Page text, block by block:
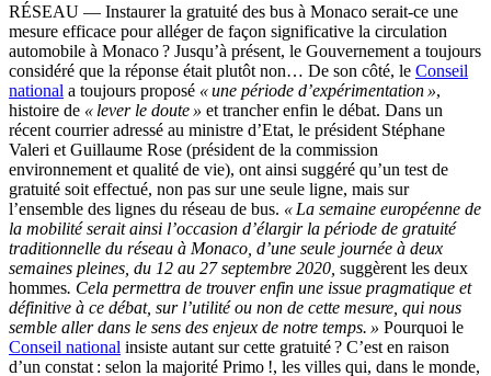
RÉSEAU — Instaurer la gratuité des bus à Monaco serait-ce une
mesure efficace pour alléger de façon significative la circulation
automobile à Monaco ? Jusqu’à présent, le Gouvernement a toujours
considéré que la réponse était plutôt non… De son côté, le Conseil
national a toujours proposé « une période d’expérimentation »,
histoire de « lever le doute » et trancher enfin le débat. Dans un
récent courrier adressé au ministre d’Etat, le président Stéphane
Valeri et Guillaume Rose (président de la commission
environnement et qualité de vie), ont ainsi suggéré qu’un test de
gratuité soit effectué, non pas sur une seule ligne, mais sur
l’ensemble des lignes du réseau de bus. « La semaine européenne de
la mobilité serait ainsi l’occasion d’élargir la période de gratuité
traditionnelle du réseau à Monaco, d’une seule journée à deux
semaines pleines, du 12 au 27 septembre 2020, suggèrent les deux
hommes. Cela permettra de trouver enfin une issue pragmatique et
définitive à ce débat, sur l’utilité ou non de cette mesure, qui nous
semble aller dans le sens des enjeux de notre temps. » Pourquoi le
Conseil national insiste autant sur cette gratuité ? C’est en raison
d’un constat : selon la majorité Primo !, les villes qui, dans le monde,